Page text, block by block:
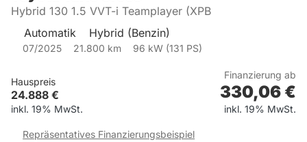
Hybrid 130 1.5 VVT-i Teamplayer (XPB
Automatik
Hybrid (Benzin)
07/2025 21.800 km 96 kW (131 PS)
Hauspreis
24.888 €
inkl. 19% MwSt.
Finanzierung ab
330,06 €
inkl. 19% MwSt.
Repräsentatives Finanzierungsbeispiel